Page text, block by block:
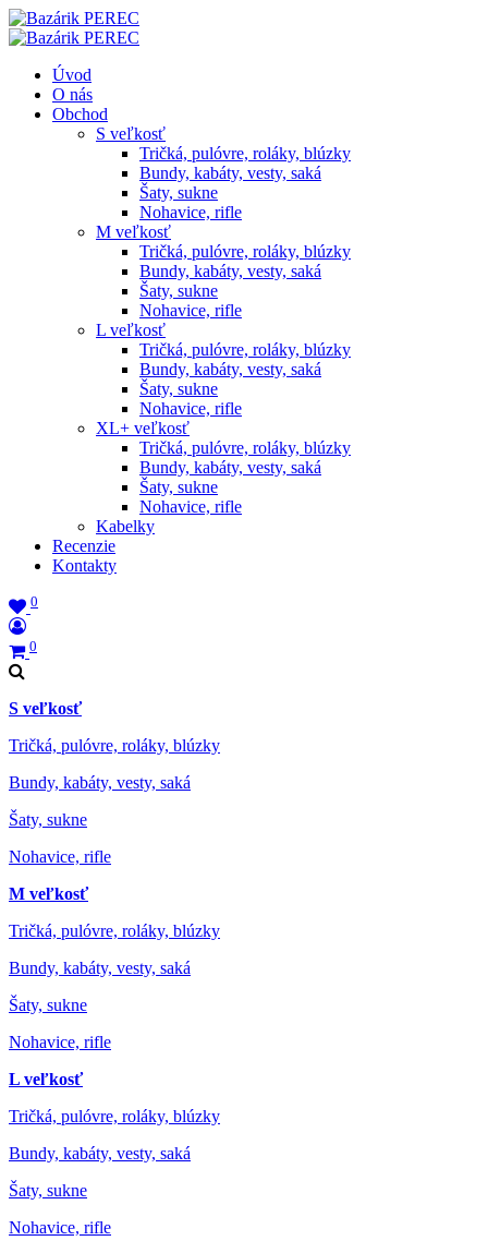
Úvod
O nás
Obchod
S veľkosť
Tričká, pulóvre, roláky, blúzky
Bundy, kabáty, vesty, saká
Šaty, sukne
Nohavice, rifle
M veľkosť
Tričká, pulóvre, roláky, blúzky
Bundy, kabáty, vesty, saká
Šaty, sukne
Nohavice, rifle
L veľkosť
Tričká, pulóvre, roláky, blúzky
Bundy, kabáty, vesty, saká
Šaty, sukne
Nohavice, rifle
XL+ veľkosť
Tričká, pulóvre, roláky, blúzky
Bundy, kabáty, vesty, saká
Šaty, sukne
Nohavice, rifle
Kabelky
Recenzie
Kontakty
0
0
S veľkosť
Tričká, pulóvre, roláky, blúzky
Bundy, kabáty, vesty, saká
Šaty, sukne
Nohavice, rifle
M veľkosť
Tričká, pulóvre, roláky, blúzky
Bundy, kabáty, vesty, saká
Šaty, sukne
Nohavice, rifle
L veľkosť
Tričká, pulóvre, roláky, blúzky
Bundy, kabáty, vesty, saká
Šaty, sukne
Nohavice, rifle